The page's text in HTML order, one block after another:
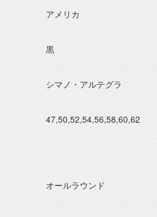
アメリカ
黒
シマノ・アルテグラ
47,50,52,54,56,58,60,62
オールラウンド